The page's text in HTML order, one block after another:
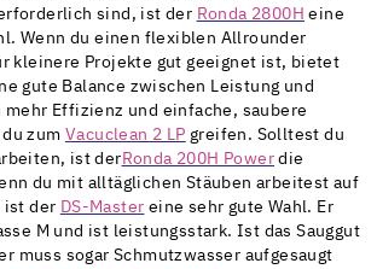
sind, ist der Ronda 2800H eine
Wenn du einen flexiblen Allrounder
kleinere Projekte gut geeignet ist, bietet
gute Balance zwischen Leistung und
mehr Effizienz und einfache, saubere
zum Vacuclean 2 LP greifen. Solltest du
ist der Ronda 200H Power die
du mit alltäglichen Stäuben arbeitest auf
ist der DS-Master eine sehr gute Wahl. Er
M und ist leistungsstark. Ist das Sauggut
muss sogar Schmutzwasser aufgesaugt